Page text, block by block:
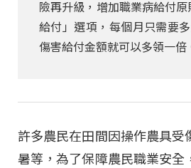
險再升級，增加職業病給付
給付」選項，每個月只需要
傷害給付金額就可以多領一倍
許多農民在田間因操作農具受
暑等，為了保障農民職業安全